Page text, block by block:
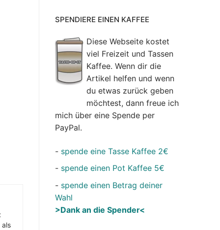
SPENDIERE EINEN KAFFEE
Diese Webseite kostet
viel Freizeit und Tassen
Kaffee. Wenn dir die
Artikel helfen und wenn
du etwas zurück geben
möchtest, dann freue ich
mich über eine Spende per
PayPal.
- spende eine Tasse Kaffee 2€
- spende einen Pot Kaffee 5€
- spende einen Betrag deiner
Wahl
>Dank an die Spender<